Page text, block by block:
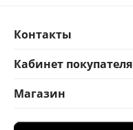
Контакты
Кабинет покупателя
Магазин